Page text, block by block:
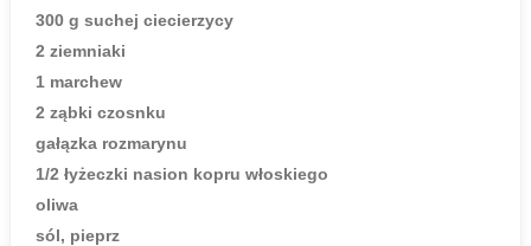
300 g suchej ciecierzycy
2 ziemniaki
1 marchew
2 ząbki czosnku
gałązka rozmarynu
1/2 łyżeczki nasion kopru włoskiego
oliwa
sól, pieprz